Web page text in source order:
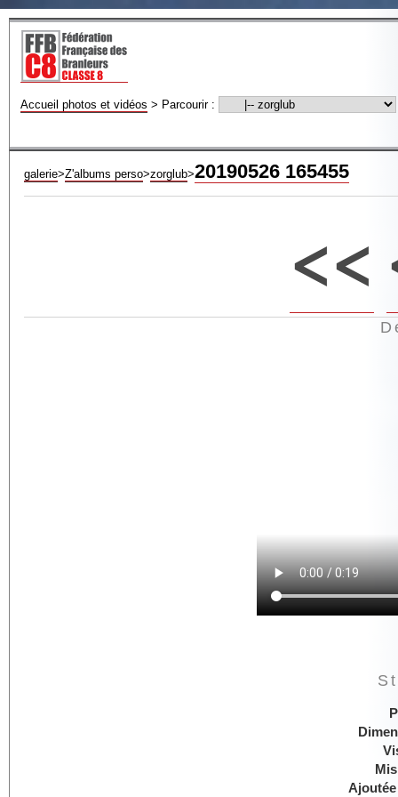
Accueil photos et vidéos > Parcourir :
galerie>Z'albums perso>zorglub>20190526 165455
<<